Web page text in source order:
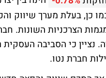
כן, בעלת מערך שיווק
הצרכניות השונות.
נציין כי הסביבה
חברת נטו.